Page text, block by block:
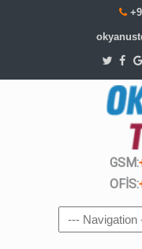
GSM:
OFİS:
Navigation